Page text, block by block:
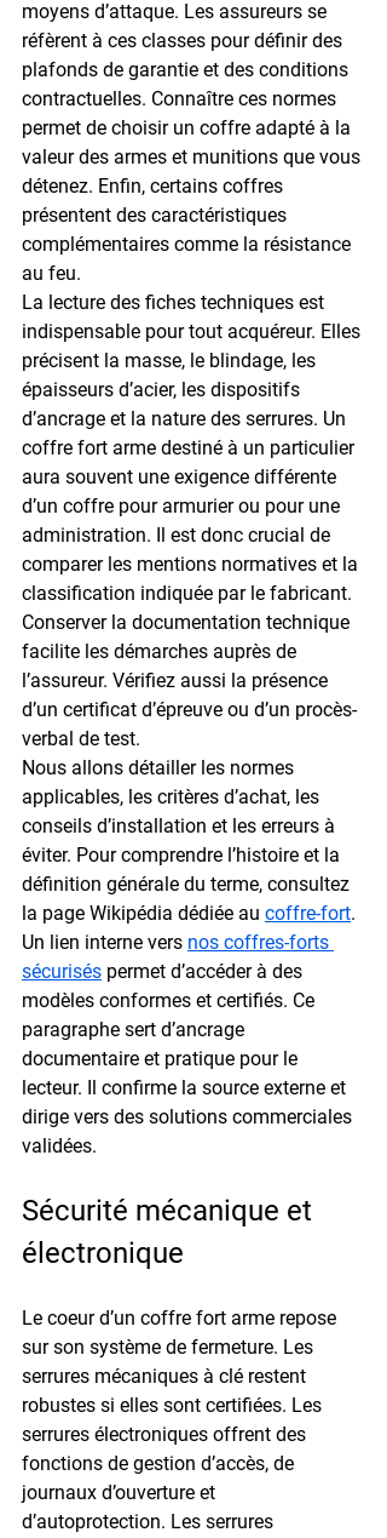
moyens d’attaque. Les assureurs se
réfèrent à ces classes pour définir des
plafonds de garantie et des conditions
contractuelles. Connaître ces normes
permet de choisir un coffre adapté à la
valeur des armes et munitions que vous
détenez. Enfin, certains coffres
présentent des caractéristiques
complémentaires comme la résistance
au feu.
La lecture des fiches techniques est
indispensable pour tout acquéreur. Elles
précisent la masse, le blindage, les
épaisseurs d’acier, les dispositifs
d’ancrage et la nature des serrures. Un
coffre fort arme destiné à un particulier
aura souvent une exigence différente
d’un coffre pour armurier ou pour une
administration. Il est donc crucial de
comparer les mentions normatives et la
classification indiquée par le fabricant.
Conserver la documentation technique
facilite les démarches auprès de
l’assureur. Vérifiez aussi la présence
d’un certificat d’épreuve ou d’un procès-
verbal de test.
Nous allons détailler les normes
applicables, les critères d’achat, les
conseils d’installation et les erreurs à
éviter. Pour comprendre l’histoire et la
définition générale du terme, consultez
la page Wikipédia dédiée au coffre-fort.
Un lien interne vers nos coffres-forts
sécurisés permet d’accéder à des
modèles conformes et certifiés. Ce
paragraphe sert d’ancrage
documentaire et pratique pour le
lecteur. Il confirme la source externe et
dirige vers des solutions commerciales
validées.
Sécurité mécanique et
électronique
Le coeur d’un coffre fort arme repose
sur son système de fermeture. Les
serrures mécaniques à clé restent
robustes si elles sont certifiées. Les
serrures électroniques offrent des
fonctions de gestion d’accès, de
journaux d’ouverture et
d’autoprotection. Les serrures